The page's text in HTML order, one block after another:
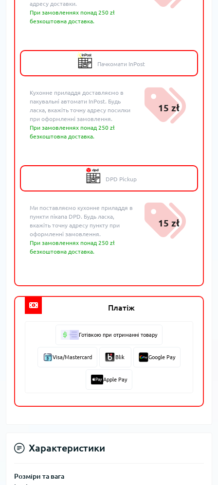
адресу доставки.
При замовленнях понад 250 zł
безкоштовна доставка.
Пачкомати InPost
Кухонне приладдя доставляємо в
пакувальні автомати InPost. Будь
ласка, вкажіть точну адресу посилки
при оформленні замовлення.
При замовленнях понад 250 zł
безкоштовна доставка.
15 zł
DPD Pickup
Ми поставляємо кухонне приладдя в
пункти пікапа DPD. Будь ласка,
вкажіть точну адресу пункту при
оформленні замовлення.
При замовленнях понад 250 zł
безкоштовна доставка.
15 zł
Платіж
Готівкою при отриманні товару
Visa/Mastercard Blik Google Pay
Apple Pay
Характеристики
Розміри та вага